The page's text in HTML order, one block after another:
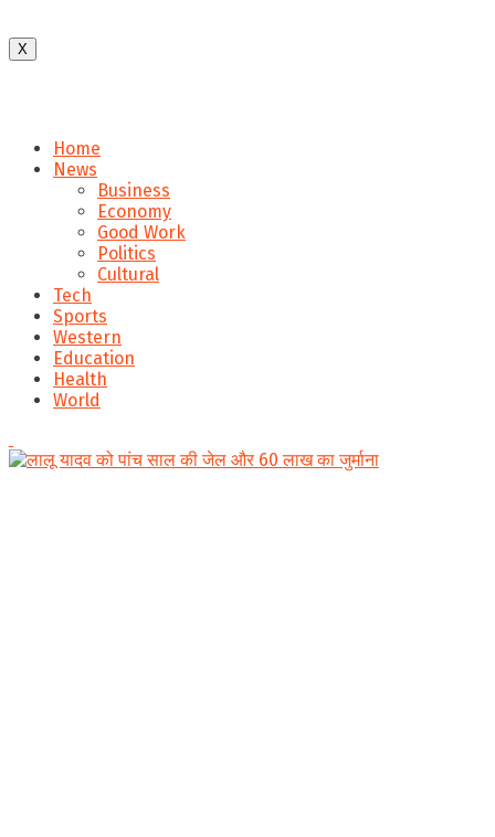
X
Home
News
Business
Economy
Good Work
Politics
Cultural
Tech
Sports
Western
Education
Health
World